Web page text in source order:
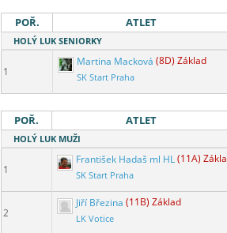
POŘ. ATLET
HOLÝ LUK SENIORKY
1
Martina Macková (8D) Základ
SK Start Praha
POŘ. ATLET
HOLÝ LUK MUŽI
1
František Hadaš ml HL(11A) Základ
SK Start Praha
2
Jiří Březina (11B) Základ
LK Votice